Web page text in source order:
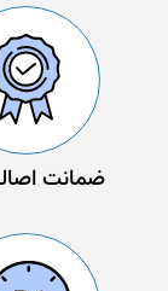
ضمانت